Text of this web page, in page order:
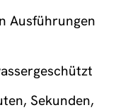
Ausführungen
Sekunden,